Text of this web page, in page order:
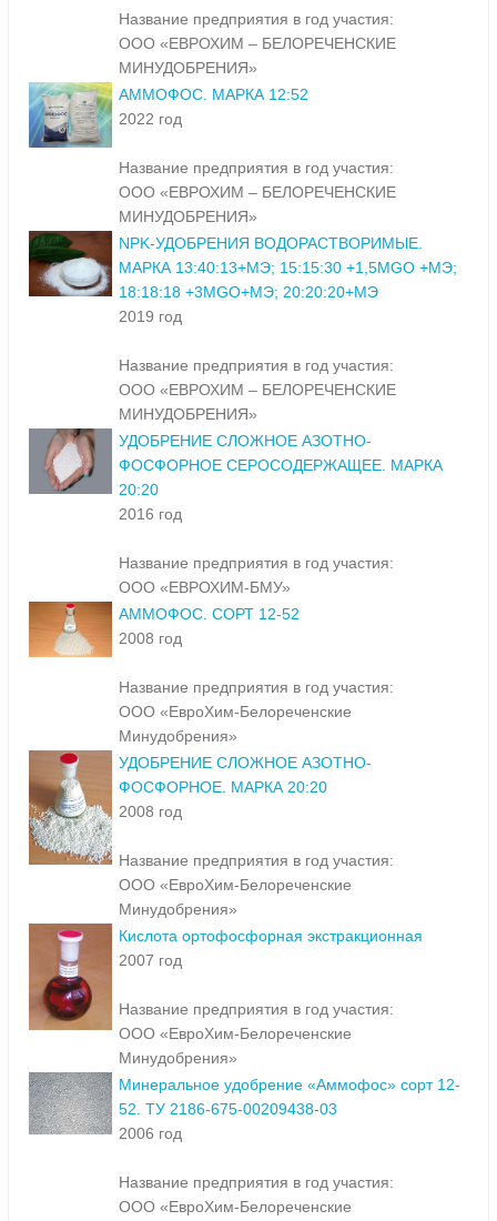
Название предприятия в год участия:
ООО «ЕВРОХИМ – БЕЛОРЕЧЕНСКИЕ
МИНУДОБРЕНИЯ»
АММОФОС. МАРКА 12:52
2022 год
Название предприятия в год участия:
ООО «ЕВРОХИМ – БЕЛОРЕЧЕНСКИЕ
МИНУДОБРЕНИЯ»
NPK-УДОБРЕНИЯ ВОДОРАСТВОРИМЫЕ.
МАРКА 13:40:13+МЭ; 15:15:30 +1,5MGO +МЭ;
18:18:18 +3MGO+МЭ; 20:20:20+МЭ
2019 год
Название предприятия в год участия:
ООО «ЕВРОХИМ – БЕЛОРЕЧЕНСКИЕ
МИНУДОБРЕНИЯ»
УДОБРЕНИЕ СЛОЖНОЕ АЗОТНО-
ФОСФОРНОЕ СЕРОСОДЕРЖАЩЕЕ. МАРКА
20:20
2016 год
Название предприятия в год участия:
ООО «ЕВРОХИМ-БМУ»
АММОФОС. СОРТ 12-52
2008 год
Название предприятия в год участия:
ООО «ЕвроХим-Белореченские
Минудобрения»
УДОБРЕНИЕ СЛОЖНОЕ АЗОТНО-
ФОСФОРНОЕ. МАРКА 20:20
2008 год
Название предприятия в год участия:
ООО «ЕвроХим-Белореченские
Минудобрения»
Кислота ортофосфорная экстракционная
2007 год
Название предприятия в год участия:
ООО «ЕвроХим-Белореченские
Минудобрения»
Минеральное удобрение «Аммофос» сорт 12-
52. ТУ 2186-675-00209438-03
2006 год
Название предприятия в год участия:
ООО «ЕвроХим-Белореченские